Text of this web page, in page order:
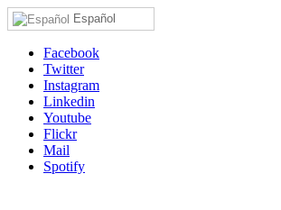
Español
Facebook
Twitter
Instagram
Linkedin
Youtube
Flickr
Mail
Spotify